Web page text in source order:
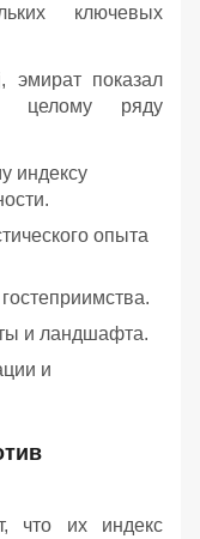
ключевых
эмират показал
целому ряду
индексу
опыта
и ландшафта.
и
что их индекс